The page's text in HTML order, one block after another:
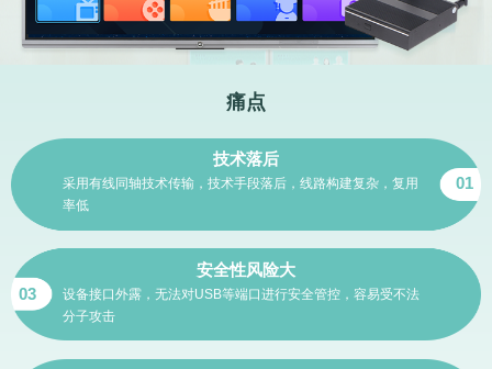
痛点
技术落后
采用有线同轴技术传输，技术手段落后，线路构建复杂，复用
率低
01
安全性风险大
设备接口外露，无法对USB等端口进行安全管控，容易受不法
分子攻击
03